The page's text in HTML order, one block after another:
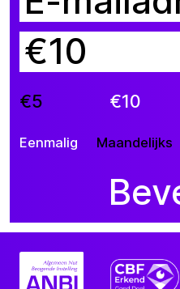
€
€5 €10
Eenmalig Maandelijks